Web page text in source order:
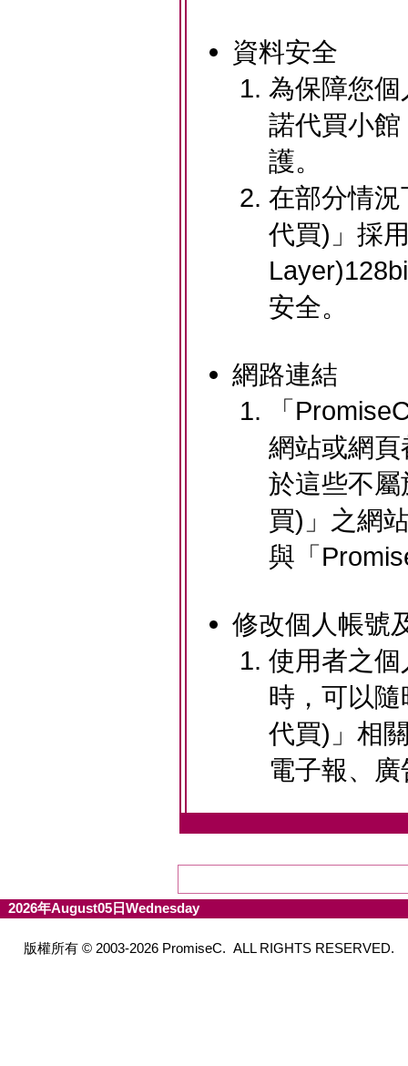
資料安全
為保障您
諾代買小
護。
在部分情
代買)」採
安全。
網路連結
「
網站或網
於這些不
買)」之網
與「
修改個人帳號
使用者之
時，可以
代買)」相
電子報、
2026年August05日Wednesday
版權所有 © 2003-2026 PromiseC. ALL RIGHTS RESERVED.